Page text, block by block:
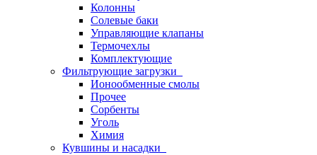
Колонны
Солевые баки
Управляющие клапаны
Термочехлы
Комплектующие
Фильтрующие загрузки
Ионообменные смолы
Прочее
Сорбенты
Уголь
Химия
Кувшины и насадки